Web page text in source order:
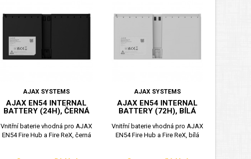
AJAX SYSTEMS
AJAX EN54 INTERNAL
BATTERY (24H), ČERNÁ
Vnitřní baterie vhodná pro AJAX
EN54 Fire Hub a Fire ReX, černá
AJAX SYSTEMS
AJAX EN54 INTERNAL
BATTERY (72H), BÍLÁ
Vnitřní baterie vhodná pro AJAX
EN54 Fire Hub a Fire ReX, bílá